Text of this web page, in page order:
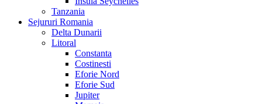
Tanzania
Sejururi Romania
Delta Dunarii
Litoral
Constanta
Costinesti
Eforie Nord
Eforie Sud
Jupiter